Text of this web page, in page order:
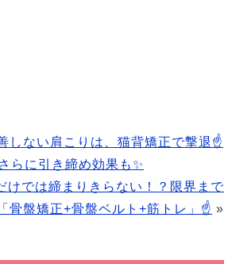
しない肩こりは、猫背矯正で撃退☝
らに引き締め効果も✨
けでは締まりきらない！？限界まで
骨盤矯正+骨盤ベルト+筋トレ」☝ »